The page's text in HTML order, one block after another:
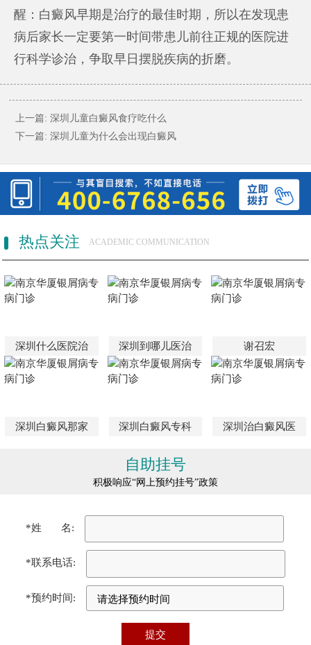
醒：白癜风早期是治疗的最佳时期，所以在发现患
病后家长一定要第一时间带患儿前往正规的医院进
行科学诊治，争取早日摆脱疾病的折磨。
上一篇: 深圳儿童白癜风食疗吃什么
下一篇: 深圳儿童为什么会出现白癜风
热点关注 ACADEMIC COMMUNICATION
深圳什么医院治 深圳到哪儿医治 谢召宏
深圳白癜风那家 深圳白癜风专科 深圳治白癜风医
自助挂号
积极响应“网上预约挂号”政策
*姓 名:
*联系电话:
*预约时间: